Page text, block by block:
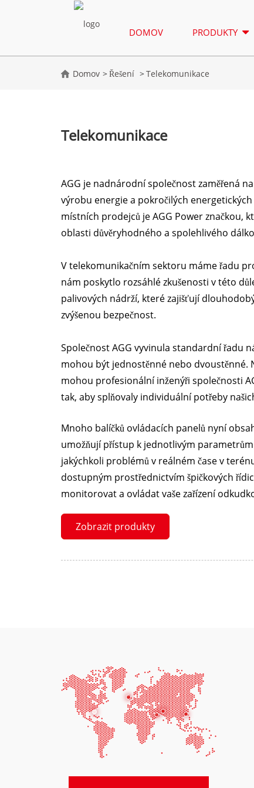
DOMOV PRODUKTY
Domov Řešení Telekomunikace
Telekomunikace
AGG je nadnárodní společnost zaměřená
výrobu energie a pokročilých
místních prodejců je AGG Power značkou,
oblasti důvěryhodného a spolehlivého
V telekomunikačním sektoru máme řadu
nám poskytlo rozsáhlé zkušenosti v této
palivových nádrží, které zajišťují
zvýšenou bezpečnost.
Společnost AGG vyvinula standardní řadu
mohou být jednostěnné nebo dvoustěnné.
mohou profesionální inženýři společnosti
tak, aby splňovaly individuální potřeby
Mnoho balíčků ovládacích panelů nyní
umožňují přístup k jednotlivým
jakýchkoli problémů v reálném čase v
dostupným prostřednictvím špičkových
monitorovat a ovládat vaše zařízení
Zobrazit produkty